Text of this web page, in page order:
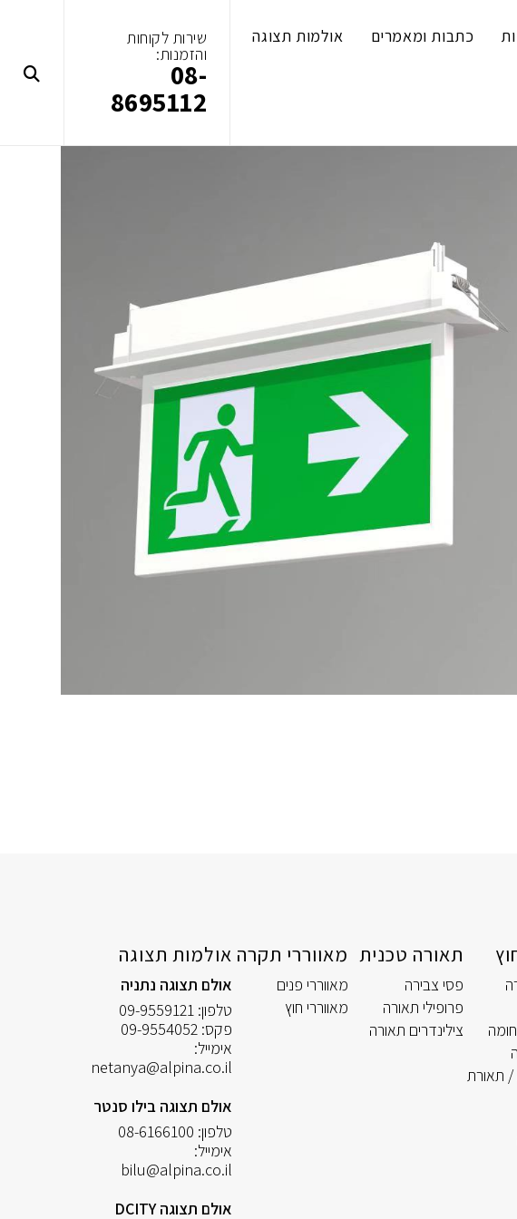
כתבות ומאמרים אולמות תצוגה שירות לקוחות
והזמנות:
08-
8695112
/ תאורת
תאורה טכנית
פסי צבירה
פרופילי תאורה
צילינדרים תאורה
מאווררי תקרה
מאווררי פנים
מאווררי חוץ
אולמות תצוגה
אולם תצוגה נתניה
טלפון: 09-9559121
פקס: 09-9554052
אימייל:
netanya@alpina.co.il
אולם תצוגה בילו סנטר
טלפון: 08-6166100
אימייל:
bilu@alpina.co.il
אולם תצוגה DCITY